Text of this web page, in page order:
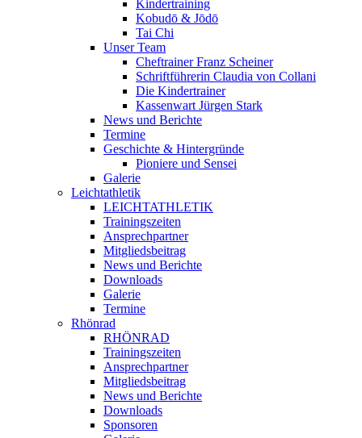
Kindertraining
Kobudō & Jōdō
Tai Chi
Unser Team
Cheftrainer Franz Scheiner
Schriftführerin Claudia von Collani
Die Kindertrainer
Kassenwart Jürgen Stark
News und Berichte
Termine
Geschichte & Hintergründe
Pioniere und Sensei
Galerie
Leichtathletik
LEICHTATHLETIK
Trainingszeiten
Ansprechpartner
Mitgliedsbeitrag
News und Berichte
Downloads
Galerie
Termine
Rhönrad
RHÖNRAD
Trainingszeiten
Ansprechpartner
Mitgliedsbeitrag
News und Berichte
Downloads
Sponsoren